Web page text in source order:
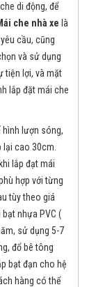
di động, để
che nhà xe là
cầu, cũng
và sử dụng
tiện lợi, và mặt
lắp đặt mái che
hình lượn sóng,
cao 30cm.
lắp đạt mái
hợp với từng
tùy theo giá
nhựa PVC (
sử dụng 5-7
đổ bê tông
bạt đạn cho hệ
hàng có thể